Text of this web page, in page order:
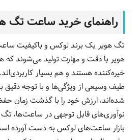
راهنمای خرید ساعت تگ
تگ هویر یک برند لوکس و باکیفیت
هویر با دقت و مهارت تولید می‌شوند که
خیره‌کننده هستند و هم بسیار
طیف وسیعی از ویژگی‌ها و با توجه دقیق
شده‌اند، ارزش خود را با گذشت زمان
نوآوری‌های قابل توجهی در ساعت‌ها، تگ
بازار ساعت‌های لوکس به دست آورده